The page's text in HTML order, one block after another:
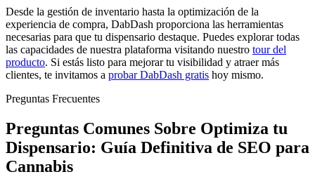
Desde la gestión de inventario hasta la optimización de la
experiencia de compra, DabDash proporciona las herramientas
necesarias para que tu dispensario destaque. Puedes explorar todas
las capacidades de nuestra plataforma visitando nuestro tour del
producto. Si estás listo para mejorar tu visibilidad y atraer más
clientes, te invitamos a probar DabDash gratis hoy mismo.
Preguntas Frecuentes
Preguntas Comunes Sobre Optimiza tu
Dispensario: Guía Definitiva de SEO para
Cannabis